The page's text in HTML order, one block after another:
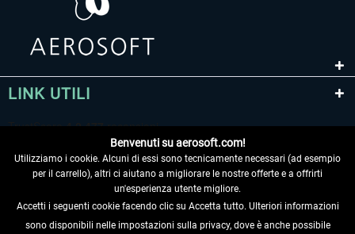
LINK UTILI
Benvenuti su aerosoft.com!
Utilizziamo i cookie. Alcuni di essi sono tecnicamente necessari (ad esempio
per il carrello), altri ci aiutano a migliorare le nostre offerte e a offrirti
un'esperienza utente migliore.
Accetti i seguenti cookie facendo clic su Accetta tutto. Ulteriori informazioni
sono disponibili nelle impostazioni sulla privacy, dove è anche possibile